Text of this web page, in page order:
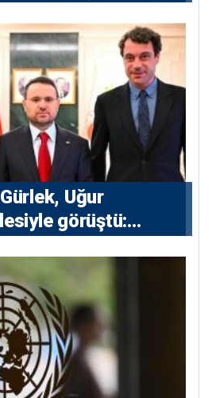
Uğur
görüştü:
olayı ortaya